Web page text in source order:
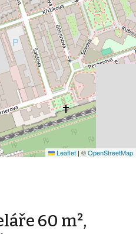
Leaflet | ©OpenStreetMap
60 m²,